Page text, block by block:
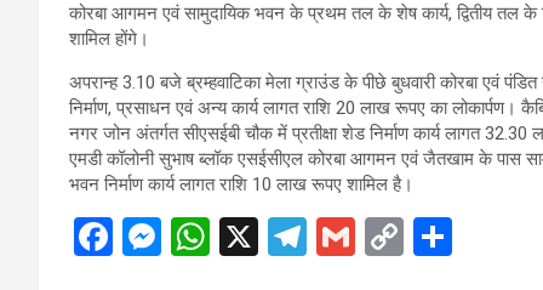
कोरबा आगमन एवं सामुदायिक भवन के प्रथम तल के शेष कार्य, द्वितीय तल के
शामिल होंगे।
अपरान्ह 3.10 बजे ब्रम्हवाटिका मेला ग्राउंड के पीछे बुधवारी कोरबा एवं
निर्माण, प्रसाधन एवं अन्य कार्य लागत राशि 20 लाख रूपए का लोकार्पण।
नगर जोन अंतर्गत सीएसईबी चौक में प्रतीक्षा शेड निर्माण कार्य लागत
एमडी कॉलोनी सुभाष ब्लॉक एसईसीएल कोरबा आगमन एवं जैतखाम के पास
भवन निर्माण कार्य लागत राशि 10 लाख रूपए शामिल है।
F
M W X
T
G
C